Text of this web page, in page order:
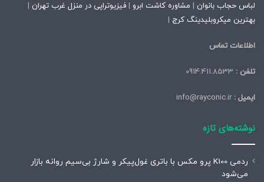
لباس حجاب بانوان | مشاوره کاشت ابرو | فیزیوتراپی در منزل غرب تهران |
بهترین میکروبلیدینگ کرج |
اطلاعات تماس
تلفن :
ایمیل :
نوشته‌های تازه
ردمی K100 پرو مکس با باتری غول‌پیکر و شارژ بی‌سیم روانه بازار
می‌شود